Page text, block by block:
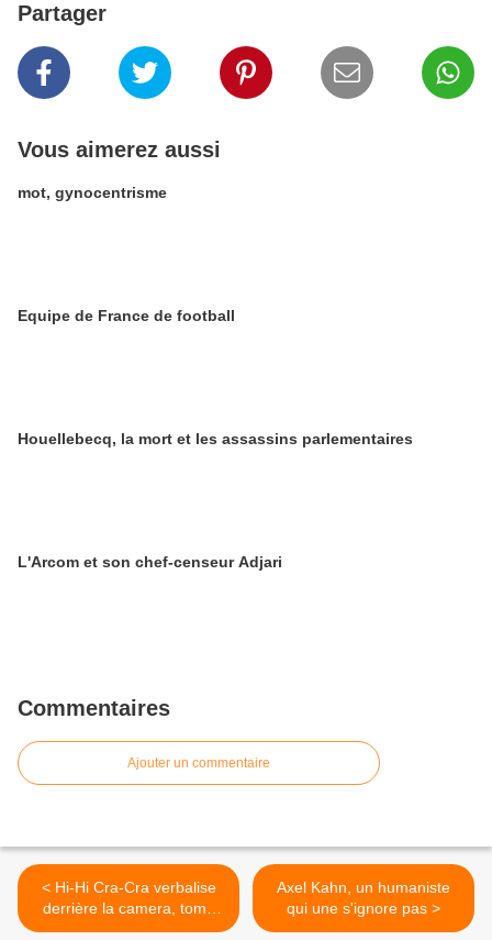
Partager
Vous aimerez aussi
mot, gynocentrisme
Equipe de France de football
Houellebecq, la mort et les assassins parlementaires
L'Arcom et son chef-censeur Adjari
Commentaires
Ajouter un commentaire
< Hi-Hi Cra-Cra verbalise
derrière la camera, tome
n+8
Axel Kahn, un humaniste
qui une s'ignore pas >